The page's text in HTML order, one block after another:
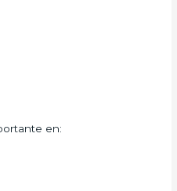
en: